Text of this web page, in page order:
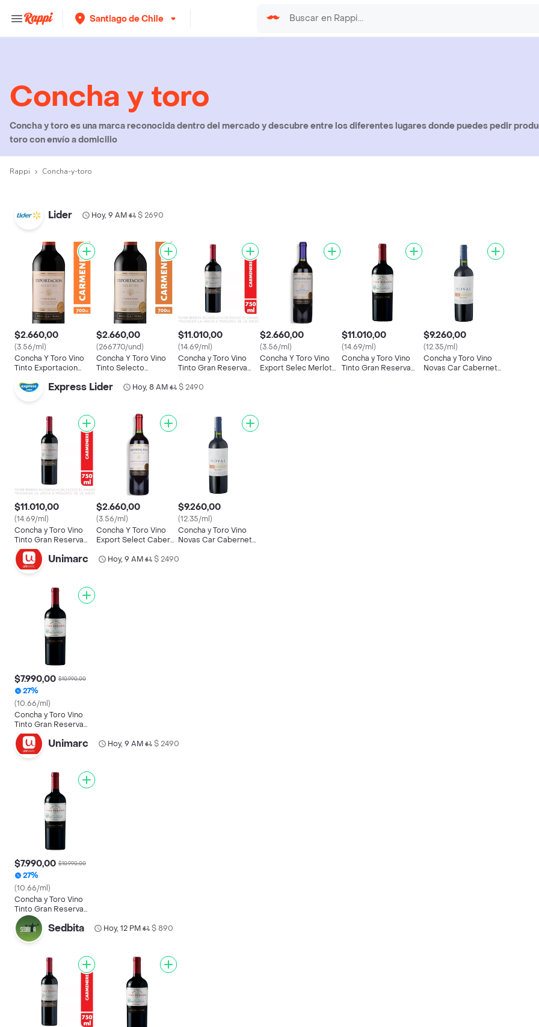
Santiago de Chile
Concha y toro
Concha y toro es una marca reconocida dentro del mercado y descubre entre los diferentes lugares donde puedes pedir
toro con envío a domicilio
Rappi Concha-y-toro
Lider Hoy, 9 AM• $ 2690
$2.660,00
(3.56/ml)
Concha Y Toro Vino
Tinto Exportacion
$2.660,00
(2667.70/und)
Concha Y Toro Vino
Tinto Selecto
$11.010,00
(14.69/ml)
Concha y Toro Vino
Tinto Gran Reserva
750 cc
$2.660,00
(3.56/ml)
Concha Y Toro Vino
Export Selec Merlot
$11.010,00
(14.69/ml)
Concha y Toro Vino
Tinto Gran Reserva
$9.260,00
(12.35/ml)
Concha y Toro Vino
Novas Car Cabernet
Express Lider Hoy, 8 AM• $ 2490
$11.010,00
(14.69/ml)
Concha y Toro Vino
Tinto Gran Reserva
Carmenere Riberas
750 cc
$2.660,00
(3.56/ml)
Concha Y Toro Vino
Export Select Caber
$9.260,00
(12.35/ml)
Concha y Toro Vino
Novas Car Cabernet
Unimarc Hoy, 9 AM• $ 2490
$7.990,00 $10.990,00
27%
(10.66/ml)
Concha y Toro Vino
Tinto Gran Reserva
Cabernet Sauvignon
750 cc
Unimarc Hoy, 9 AM• $ 2490
$7.990,00 $10.990,00
27%
(10.66/ml)
Concha y Toro Vino
Tinto Gran Reserva
Cabernet Sauvignon
750 cc
Sedbita Hoy, 12 PM• $ 890